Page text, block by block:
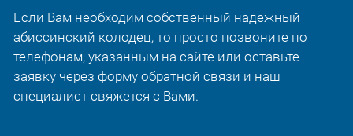
Если Вам необходим собственный надежный
абиссинский колодец, то просто позвоните по
телефонам, указанным на сайте или оставьте
заявку через форму обратной связи и наш
специалист свяжется с Вами.